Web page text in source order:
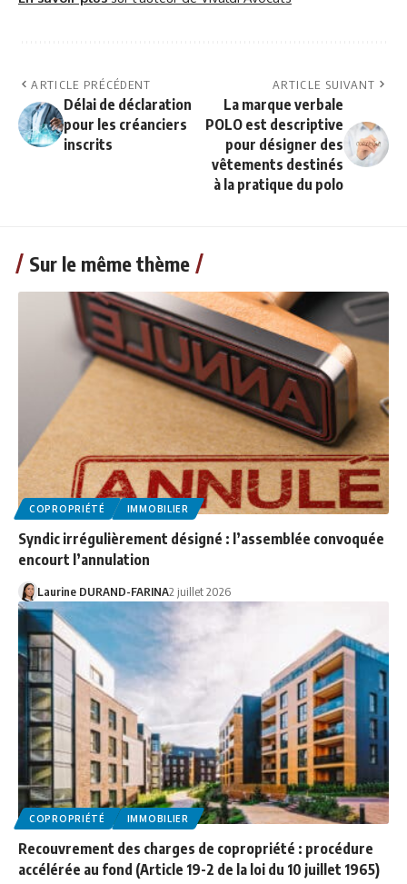
ARTICLE PRÉCÉDENT
Délai de déclaration
pour les créanciers
inscrits
ARTICLE SUIVANT
La marque verbale
POLO est descriptive
pour désigner des
vêtements destinés
à la pratique du polo
Sur le même thème
COPROPRIÉTÉ IMMOBILIER
Syndic irrégulièrement désigné : l’assemblée convoquée
encourt l’annulation
Laurine DURAND-FARINA2 juillet 2026
COPROPRIÉTÉ IMMOBILIER
Recouvrement des charges de copropriété : procédure
accélérée au fond (Article 19-2 de la loi du 10 juillet 1965)